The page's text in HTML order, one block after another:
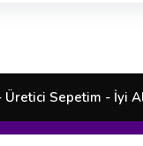
Sepetim - İyi